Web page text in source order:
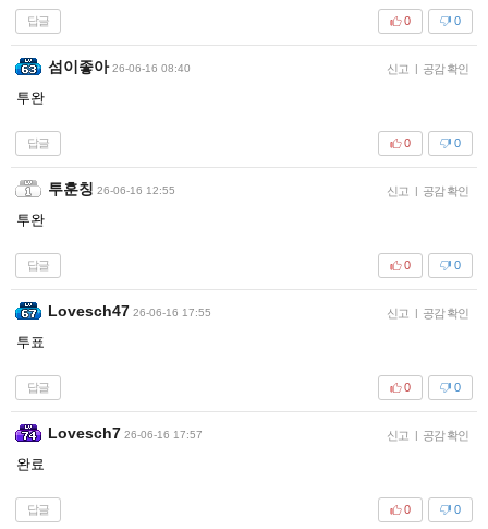
답글 0
0
섬이좋아 26-06-16 08:40 신고 | 공감 확인
투완
답글 0
0
투훈칭 26-06-16 12:55 신고 | 공감 확인
투완
답글 0
0
Lovesch47 26-06-16 17:55 신고 | 공감 확인
투표
답글 0
0
Lovesch7 26-06-16 17:57 신고 | 공감 확인
완료
답글 0
0